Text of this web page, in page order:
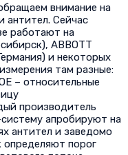
внимание на
антител. Сейчас
работают на
ABBOTT
и некоторых
там разные:
– относительные
производитель
апробируют на
антител и заведомо
определяют порог